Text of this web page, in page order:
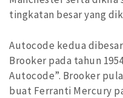
tingkatan besar yang
Autocode kedua
Brooker pada tahun
Autocode”. Brooker
buat Ferranti Mercury